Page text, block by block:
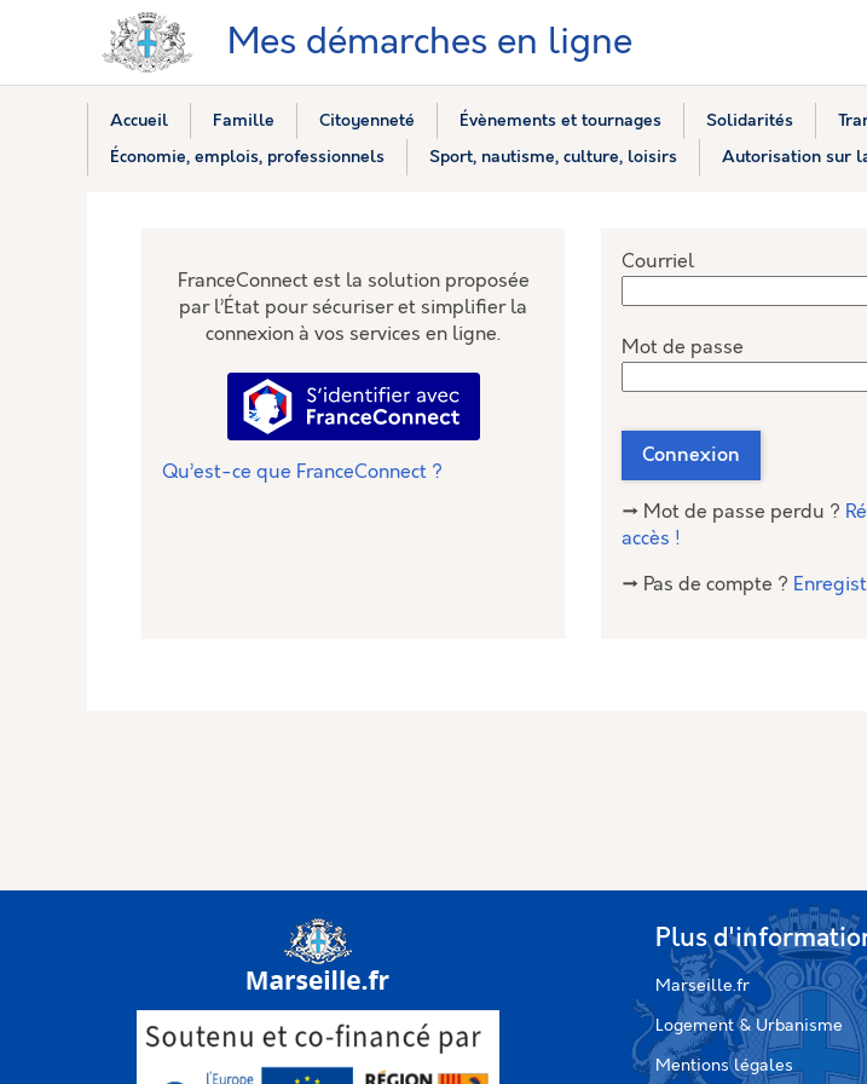
Mes démarches en ligne
Accueil Famille Citoyenneté Évènements et tournages Solidarités
Économie, emplois, professionnels
Sport, nautisme, culture, loisirs Autorisation sur
FranceConnect est la solution proposée
par l’État pour sécuriser et simplifier la
connexion à vos services en ligne.
S’identifier avec FranceConnect
Qu’est-ce que FranceConnect ?
Courriel
Mot de passe
Connexion
→ Mot de passe perdu ?
accès !
→ Pas de compte ?
Plus
Marseille.fr
Logement & Urbanisme
Mentions légales